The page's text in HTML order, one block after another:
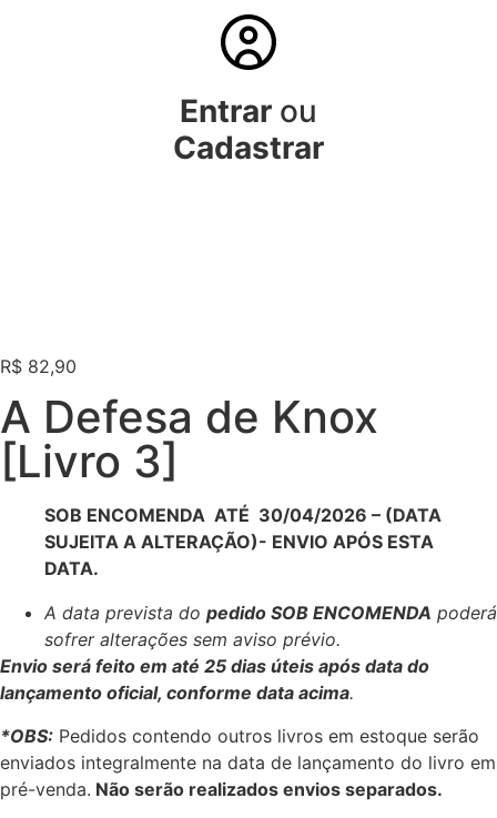
Entrar ou
Cadastrar
R$ 82,90
A Defesa de Knox
[Livro 3]
SOB ENCOMENDA ATÉ 30/04/2026 – (DATA
SUJEITA A ALTERAÇÃO)- ENVIO APÓS ESTA
DATA.
A data prevista do pedido SOB ENCOMENDA poderá
sofrer alterações sem aviso prévio.
Envio será feito em até 25 dias úteis após data do
lançamento oficial, conforme data acima.
*OBS: Pedidos contendo outros livros em estoque serão
enviados integralmente na data de lançamento do livro em
pré-venda. Não serão realizados envios separados.